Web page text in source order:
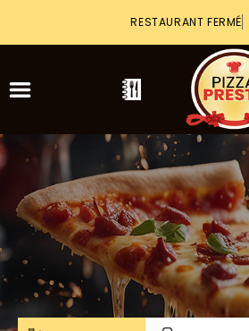
RESTAURANT FERMÉ
ACCUEIL
LA CARTE
VOTRE COMPTE
NOTRE RESTAURANT